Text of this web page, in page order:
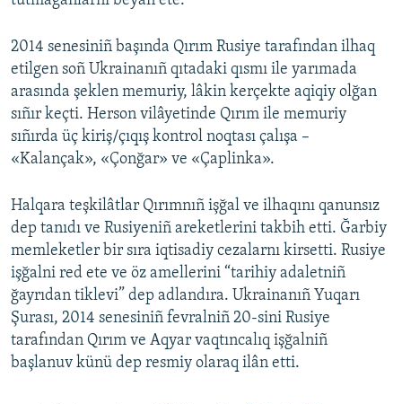
2014 senesiniñ başında Qırım Rusiye tarafından ilhaq
etilgen soñ Ukrainanıñ qıtadaki qısmı ile yarımada
arasında şeklen memuriy, lâkin kerçekte aqiqiy olğan
sıñır keçti. Herson vilâyetinde Qırım ile memuriy
sıñırda üç kiriş/çıqış kontrol noqtası çalışa –
«Kalançak», «Çonğar» ve «Çaplinka».
Halqara teşkilâtlar Qırımnıñ işğal ve ilhaqını qanunsız
dep tanıdı ve Rusiyeniñ areketlerini takbih etti. Ğarbiy
memleketler bir sıra iqtisadiy cezalarnı kirsetti. Rusiye
işğalni red ete ve öz amellerini “tarihiy adaletniñ
ğayrıdan tiklevi” dep adlandıra. Ukrainanıñ Yuqarı
Şurası, 2014 senesiniñ fevralniñ 20-sini Rusiye
tarafından Qırım ve Aqyar vaqtıncalıq işğalniñ
başlanuv künü dep resmiy olaraq ilân etti.